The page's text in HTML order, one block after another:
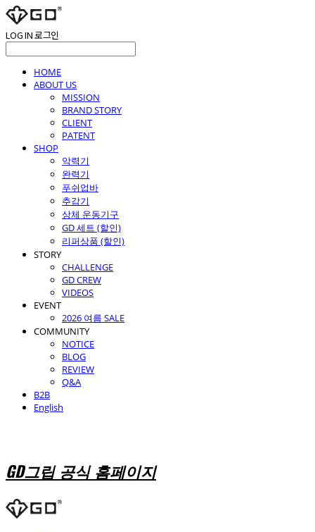
LOG IN로그인
HOME
ABOUT US
MISSION
BRAND STORY
CLIENT
PATENT
SHOP
악력기
완력기
푸쉬업바
추감기
상체 운동기구
GD 세트 (할인)
리퍼상품 (할인)
STORY
CHALLENGE
GD CREW
VIDEOS
EVENT
2026 여름 SALE
COMMUNITY
NOTICE
BLOG
REVIEW
Q&A
B2B
English
GD그립 공식 홈페이지